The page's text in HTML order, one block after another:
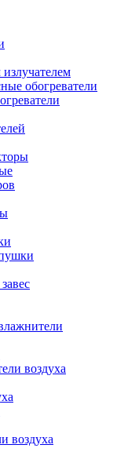
обогреватели
воздуха
воздуха